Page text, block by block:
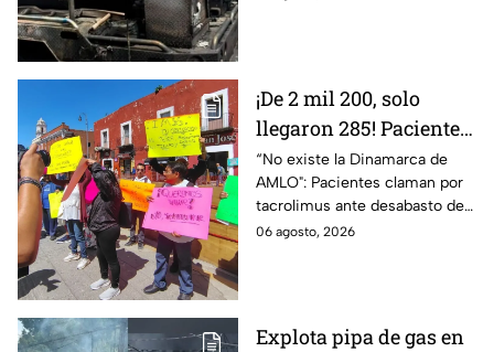
¡De 2 mil 200, solo
llegaron 285! Pacientes
claman por
medicamentos ante
desabasto en IMSS
Puebla
“No existe la Dinamarca de
AMLO": Pacientes claman por
tacrolimus ante desabasto de
medicamentos en hospital del
06 agosto, 2026
Explota pipa de gas en